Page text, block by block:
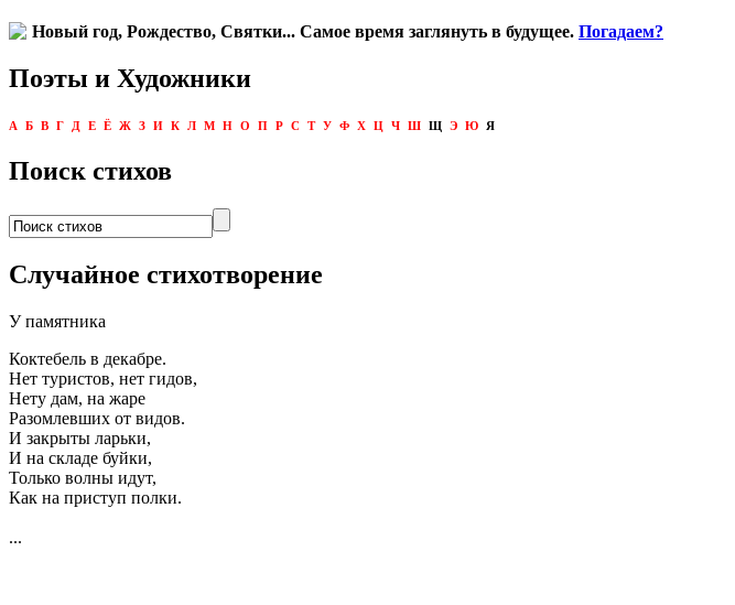
Новый год, Рождество, Святки... Самое время заглянуть в будущее. Погадаем?
Поэты и Художники
А Б В Г Д Е Ё Ж З И К Л М Н О П Р С Т У Ф Х Ц Ч Ш Щ Э Ю Я
Поиск стихов
Случайное стихотворение
У памятника
Коктебель в декабре.
Нет туристов, нет гидов,
Нету дам, на жаре
Разомлевших от видов.
И закрыты ларьки,
И на складе буйки,
Только волны идут,
Как на приступ полки.
...